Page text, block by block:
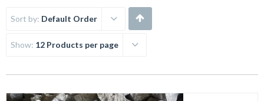
Sort by: Default Order
Show: 12 Products per page